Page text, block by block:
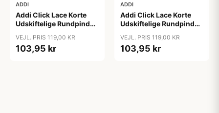
ADDI
Addi Click Lace Korte
Udskiftelige Rundpinde
VEJL. PRIS 119,00 KR
103,95 kr
ADDI
Addi Click Lace Korte
Udskiftelige Rundpinde
VEJL. PRIS 119,00 KR
103,95 kr